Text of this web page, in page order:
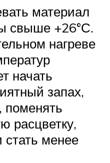
материал
свыше +26°С.
нагреве
начать
запах,
поменять
расцветку,
стать менее